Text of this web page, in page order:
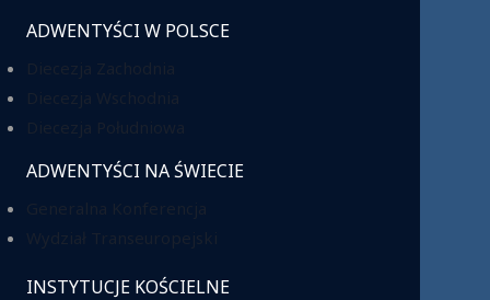
ADWENTYŚCI W POLSCE
ADWENTYŚCI NA ŚWIECIE
INSTYTUCJE KOŚCIELNE